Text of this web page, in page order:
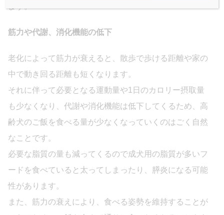
筋力や代謝、消化機能の低下
老化によって筋力が衰えると、散歩で歩ける距離や家の
中で動き回る距離も短くなります。
それに伴って必要となる運動量や1日のカロリー摂取量
も少なくなり、代謝や消化機能は低下してくるため、高
齢犬のご飯を食べる量が少なくなっていくのはごく自然
なことです。
必要な脂質の量も減ってくるので成犬用の脂質が多いフ
ードを食べていると太ってしまったり、膵炎になる可能
性があります。
また、筋力の衰えにより、食べる姿勢を維持することが